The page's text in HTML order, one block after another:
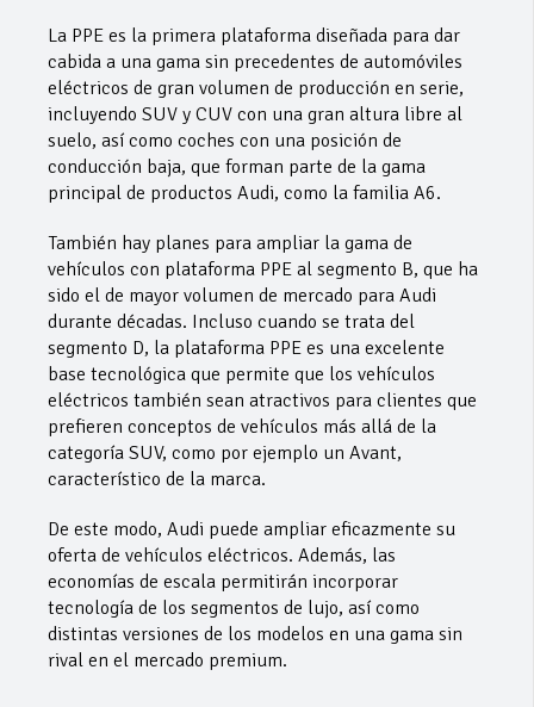
La PPE es la primera plataforma diseñada para dar
cabida a una gama sin precedentes de automóviles
eléctricos de gran volumen de producción en serie,
incluyendo SUV y CUV con una gran altura libre al
suelo, así como coches con una posición de
conducción baja, que forman parte de la gama
principal de productos Audi, como la familia A6.
También hay planes para ampliar la gama de
vehículos con plataforma PPE al segmento B, que ha
sido el de mayor volumen de mercado para Audi
durante décadas. Incluso cuando se trata del
segmento D, la plataforma PPE es una excelente
base tecnológica que permite que los vehículos
eléctricos también sean atractivos para clientes que
prefieren conceptos de vehículos más allá de la
categoría SUV, como por ejemplo un Avant,
característico de la marca.
De este modo, Audi puede ampliar eficazmente su
oferta de vehículos eléctricos. Además, las
economías de escala permitirán incorporar
tecnología de los segmentos de lujo, así como
distintas versiones de los modelos en una gama sin
rival en el mercado premium.